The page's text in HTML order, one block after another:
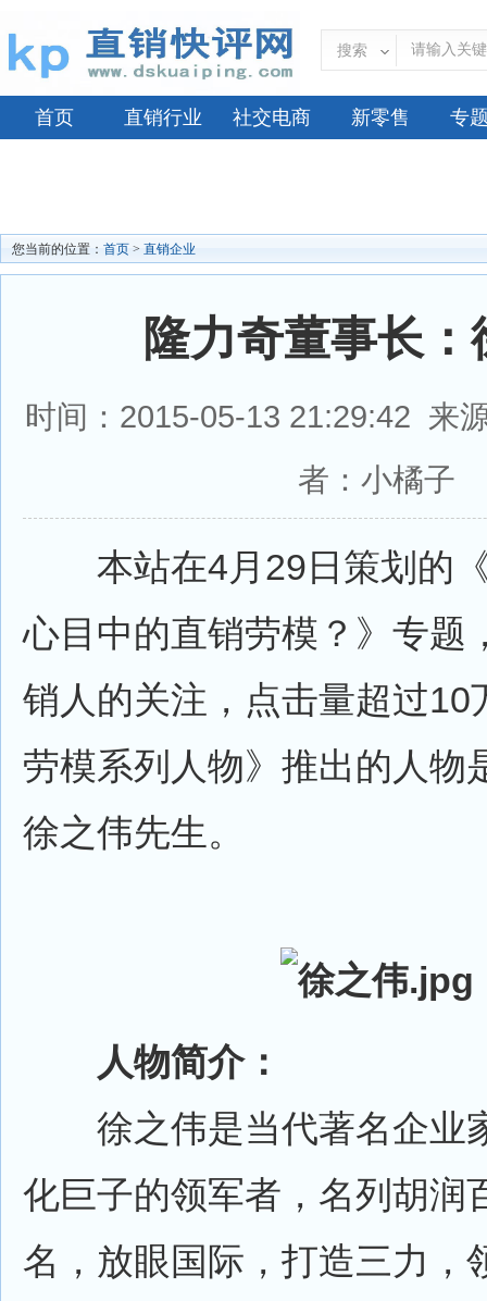
搜索
首页 直销行业 社交电商 新零售 专
您当前的位置： 首页 > 直销企业
隆力奇董事长：
时间：2015-05-13 21:29:42 来
者：小橘子
本站在4月29日策划的《
心目中的直销劳模？》专题
销人的关注，点击量超过10
劳模系列人物》推出的人物
徐之伟先生。
人物简介：
徐之伟是当代著名企业
化巨子的领军者，名列胡润
名，放眼国际，打造三力，